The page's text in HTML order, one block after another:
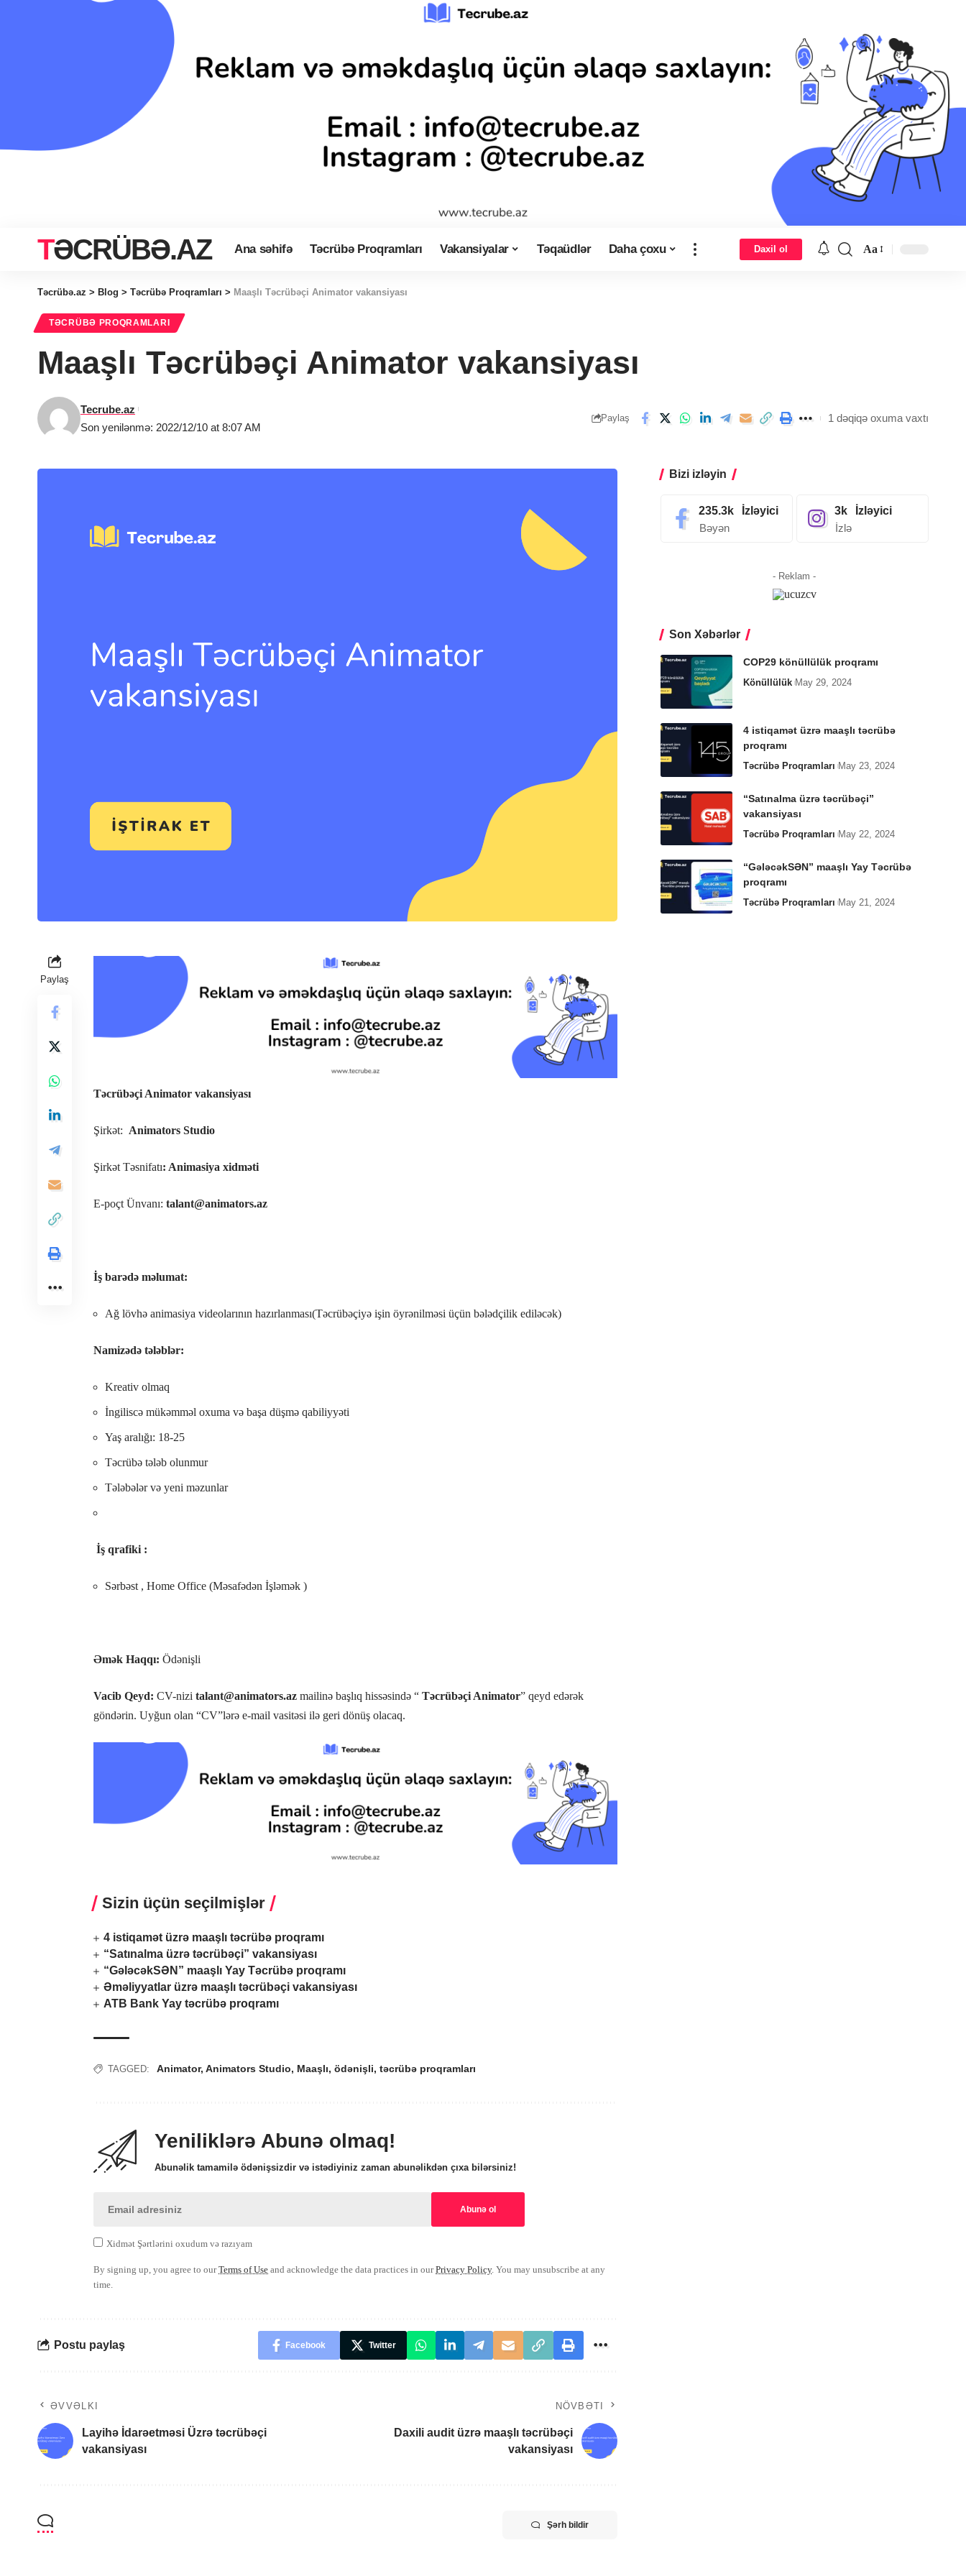
TƏCRÜBƏ.AZ Ana səhifə Təcrübə Proqramları Vakansiyalar Təqaüdlər Daha çoxu Daxil ol Aa
Təcrübə.az > Blog > Təcrübə Proqramları > Maaşlı Təcrübəçi Animator vakansiyası
TƏCRÜBƏ PROQRAMLARI
Maaşlı Təcrübəçi Animator vakansiyası
Son yenilənmə: 2022/12/10 at 8:07 AM
Tecrube.az
Paylaş 1 dəqiqə oxuma vaxtı
Paylaş
Təcrübəçi Animator vakansiyası
Şirkət: Animators Studio
Şirkət Təsnifatı: Animasiya xidməti
E-poçt Ünvanı: talant@animators.az
İş barədə məlumat:
Ağ lövhə animasiya videolarının hazırlanması(Təcrübəçiyə işin öyrənilməsi üçün bələdçilik ediləcək)
Namizədə tələblər:
Kreativ olmaq
İngiliscə mükəmməl oxuma və başa düşmə qabiliyyəti
Yaş aralığı: 18-25
Təcrübə tələb olunmur
Tələbələr və yeni məzunlar
İş qrafiki :
Sərbəst , Home Office (Məsafədən İşləmək )
Əmək Haqqı: Ödənişli
Vacib Qeyd: CV-nizi talant@animators.az mailinə başlıq hissəsində “ Təcrübəçi Animator” qeyd edərək
göndərin. Uyğun olan “CV”lərə e-mail vasitəsi ilə geri dönüş olacaq.
Sizin üçün seçilmişlər
4 istiqamət üzrə maaşlı təcrübə proqramı
“Satınalma üzrə təcrübəçi” vakansiyası
“GələcəkSƏN” maaşlı Yay Təcrübə proqramı
Əməliyyatlar üzrə maaşlı təcrübəçi vakansiyası
ATB Bank Yay təcrübə proqramı
TAGGED: Animator, Animators Studio, Maaşlı, ödənişli, təcrübə proqramları
Yeniliklərə Abunə olmaq!
Abunəlik tamamilə ödənişsizdir və istədiyiniz zaman abunəlikdən çıxa bilərsiniz!
Xidmət Şərtlərini oxudum və razıyam
By signing up, you agree to ourTerms of Use and acknowledge the data practices in ourPrivacy Policy. You may unsubscribe at any
time.
Postu paylaş Facebook Twitter
ƏVVƏLKI
Layihə İdarəetməsi Üzrə təcrübəçi
vakansiyası
NÖVBƏTI
Daxili audit üzrə maaşlı təcrübəçi
vakansiyası
Şərh bildir
Bizi izləyin
235.3k İzləyici
Bəyən
3k İzləyici
İzlə
- Reklam -
Son Xəbərlər
COP29 könüllülük proqramı
Könüllülük May 29, 2024
4 istiqamət üzrə maaşlı təcrübə
proqramı
Təcrübə Proqramları May 23, 2024
“Satınalma üzrə təcrübəçi”
vakansiyası
Təcrübə Proqramları May 22, 2024
“GələcəkSƏN” maaşlı Yay Təcrübə
proqramı
Təcrübə Proqramları May 21, 2024